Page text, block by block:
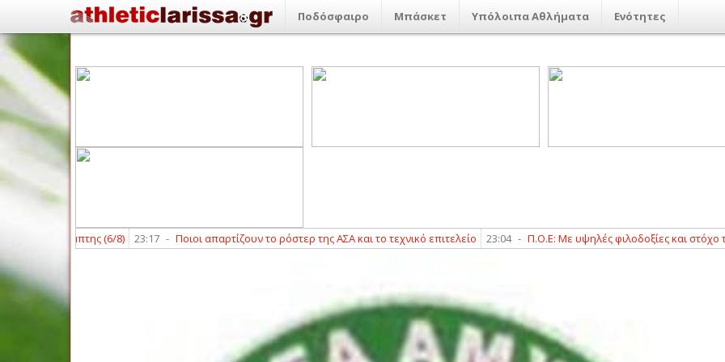
Ποδόσφαιρο Μπάσκετ Υπόλοιπα Αθλήματα Ενότητες
της Πέμπτης (6/8) 23:17 - Ποιοι απαρτίζουν το ρόστερ της ΑΣΑ και το τεχνικό επιτελείο 23:04 - Π.Ο.Ε: Με υψηλές φιλοδοξίες και στόχο τον